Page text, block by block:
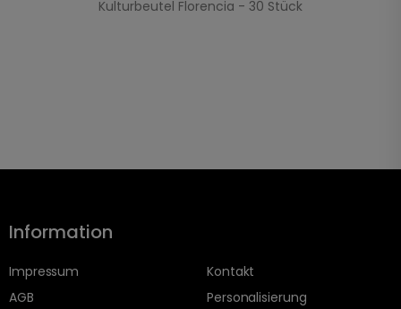
Kulturbeutel Florencia - 30 Stück
Information
Impressum
AGB
Kontakt
Personalisierung